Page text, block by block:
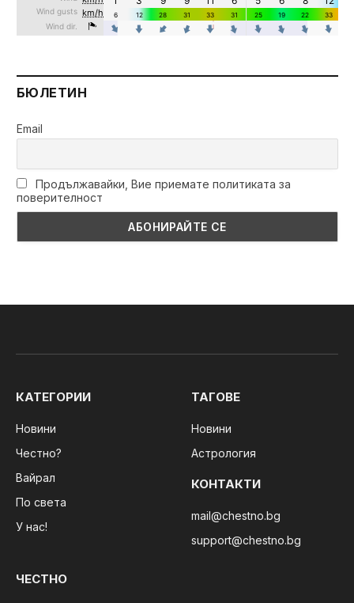
БЮЛЕТИН
Email
Продължавайки, Вие приемате политиката за
поверителност
КАТЕГОРИИ
Новини
Честно?
Вайрал
По света
У нас!
ТАГОВЕ
Новини
Астрология
КОНТАКТИ
mail@chestno.bg
support@chestno.bg
ЧЕСТНО